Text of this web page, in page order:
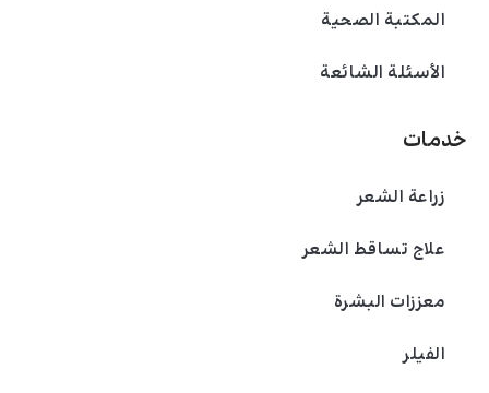
خدمات
زراعة الشعر
علاج تساقط الشعر
معززات البشرة
الفیلر
المكتبة الصحية
الأسئلة الشائعة